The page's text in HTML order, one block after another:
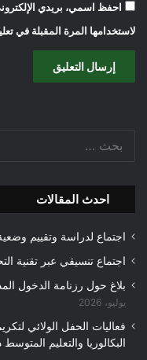
احفظ اسمي، بريدي
لاستخدامها المرة المقبلة في
احدث المقالات
اجتماع لدراسة وتقييم
اجتماع تنسيقي عبر تقنية
بلاغ حول رزنامة الدخول
يوليو، 2026
فعاليات الحفل الولائي
البكالوريا والتعليم المتوسط